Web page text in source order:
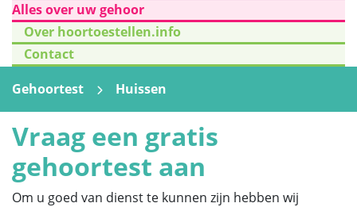
Alles over uw gehoor
Over hoortoestellen.info
Contact
Gehoortest
Huissen
Vraag een gratis
gehoortest aan
Om u goed van dienst te kunnen zijn hebben wij